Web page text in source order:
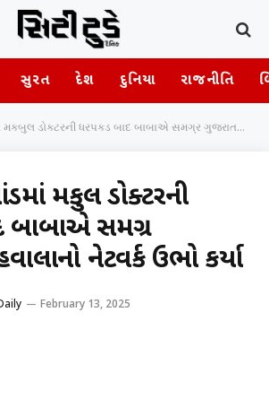
સુરત દેશ દુનિયા રાજનીતિ
ડોક્ટરની ધરપકડ બાદ બાબાએ સમગ્ર ગુજરાતમાં હવાલાનો નેટવર્ક ઉભો કર્યા
મકબુલ ડોક્ટરની
બાબાએ સમગ્ર
નેટવર્ક ઉભો કર્યા
February 13, 2025